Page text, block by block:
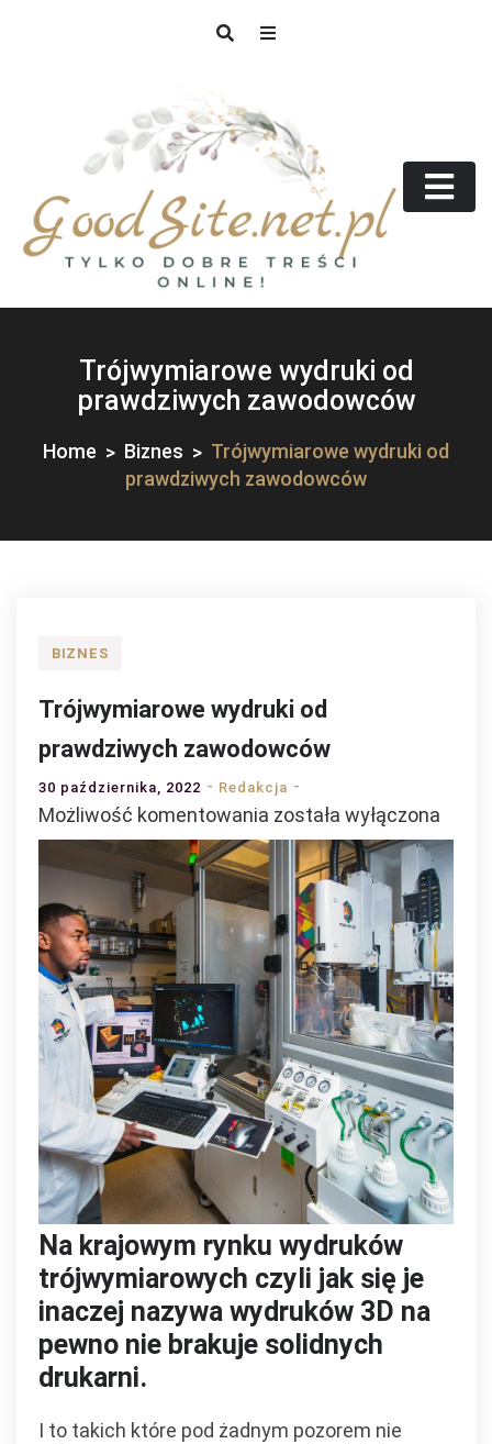
GoodSite.net.pl
Tylko dobre treści online!
Trójwymiarowe wydruki od
prawdziwych zawodowców
Home Biznes
Trójwymiarowe wydruki od
prawdziwych zawodowców
BIZNES
Trójwymiarowe wydruki od
prawdziwych zawodowców
30 października, 2022 Redakcja
Możliwość komentowania Trójwymiarowe
wydruki
prawdziwych
zawodowców
została wyłączona
Na krajowym rynku wydruków
trójwymiarowych czyli jak się je
inaczej nazywa wydruków 3D na
pewno nie brakuje solidnych
drukarni.
I to takich które pod żadnym pozorem nie